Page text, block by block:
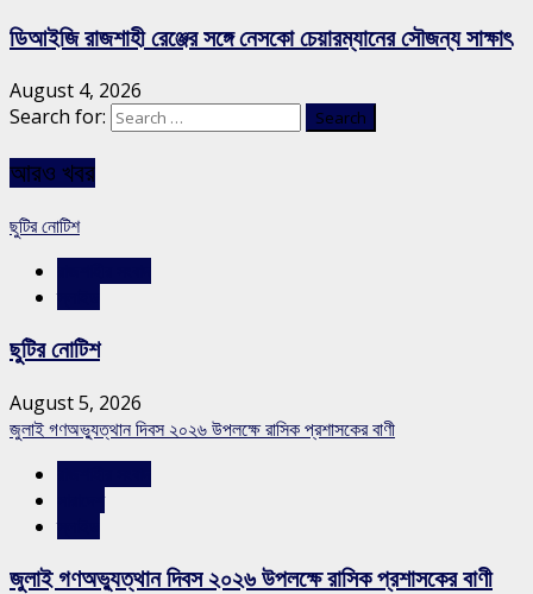
ডিআইজি রাজশাহী রেঞ্জের সঙ্গে নেসকো চেয়ারম্যানের সৌজন্য সাক্ষাৎ
August 4, 2026
Search for:
আরও খবর
ছুটির নোটিশ
ছুটির নোটিশ
August 5, 2026
জুলাই গণঅভ্যুত্থান দিবস ২০২৬ উপলক্ষে রাসিক প্রশাসকের বাণী
জুলাই গণঅভ্যুত্থান দিবস ২০২৬ উপলক্ষে রাসিক প্রশাসকের বাণী